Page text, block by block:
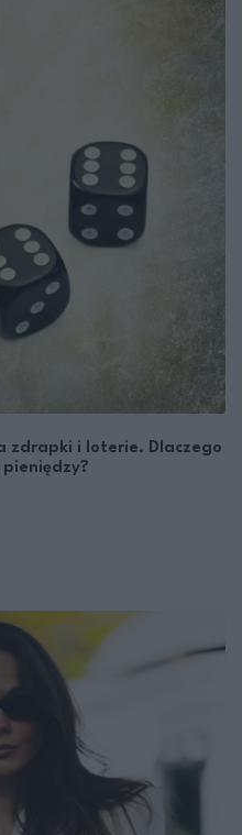
zdrapki i loterie. Dlaczego
pieniędzy?